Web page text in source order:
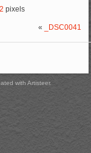
pixels
« _DSC0041
with Artisteer.